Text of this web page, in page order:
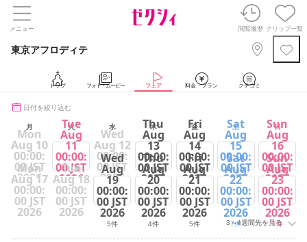
メニュー 閲覧履歴 クリップ一覧
東京アフロディテ
トップ フォト・ムービー フェア 料金・プラン クチコミ
日付を絞り込む
月 火 水 木 金 土 日
Mon
Aug 10
00:00:
00 JST
2026
Tue
Aug
11
00:00:
00 JST
2026
8件
Wed
Aug 12
00:00:
00 JST
2026
Thu
Aug
13
00:00:
00 JST
2026
4件
Fri
Aug
14
00:00:
00 JST
2026
5件
Sat
Aug
15
00:00:
00 JST
2026
8件
Sun
Aug
16
00:00:
00 JST
2026
8件
Mon
Aug 17
00:00:
00 JST
2026
Tue
Aug 18
00:00:
00 JST
2026
Wed
Aug
19
00:00:
00 JST
2026
5件
Thu
Aug
20
00:00:
00 JST
2026
4件
Fri
Aug
21
00:00:
00 JST
2026
5件
Sat
Aug
22
00:00:
00 JST
2026
7件
Sun
Aug
23
00:00:
00 JST
2026
7件
3～4週間先を見る